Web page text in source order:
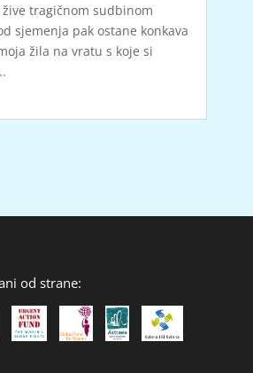
tragičnom sudbinom
sjemenja pak ostane konkava
žila na vratu s koje si
od strane: